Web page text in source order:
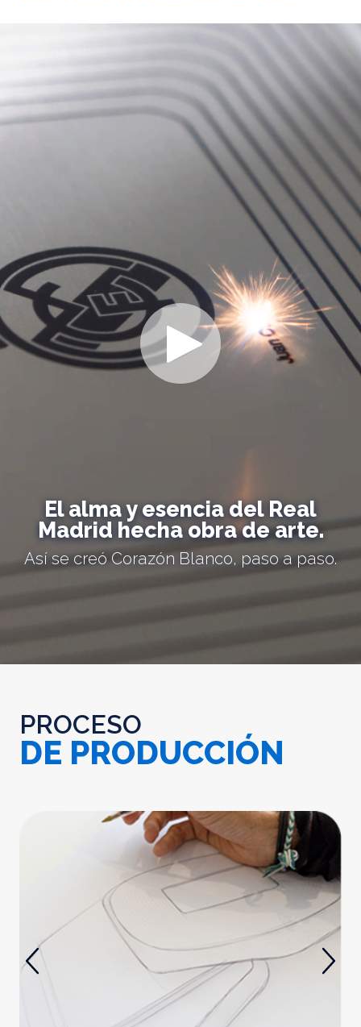
El alma y esencia del Real
Madrid hecha obra de arte.
Así se creó Corazón Blanco, paso a paso.
PROCESO
DE PRODUCCIÓN